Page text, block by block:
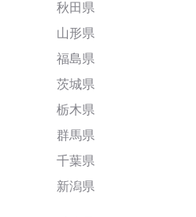
秋田県
山形県
福島県
茨城県
栃木県
群馬県
千葉県
新潟県